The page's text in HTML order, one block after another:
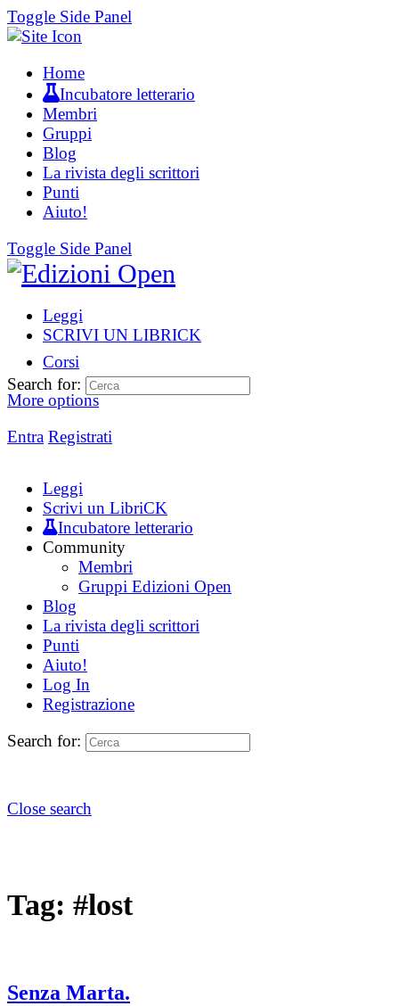
Toggle Side Panel
Home
Incubatore letterario
Membri
Gruppi
Blog
La rivista degli scrittori
Punti
Aiuto!
Toggle Side Panel
Leggi
SCRIVI UN LIBRICK
Corsi
More options
Entra Registrati
Search for:
Leggi
Scrivi un LibriCK
Incubatore letterario
Community
Membri
Gruppi Edizioni Open
Blog
La rivista degli scrittori
Punti
Aiuto!
Log In
Registrazione
Search for:
Close search
Tag: #lost
Senza Marta.